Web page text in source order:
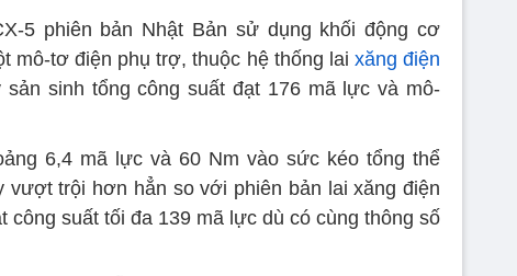
5 phiên bản Nhật Bản sử dụng khối động cơ
mô-tơ điện phụ trợ, thuộc hệ thống lai xăng điện
sản sinh tổng công suất đạt 176 mã lực và mô-
6,4 mã lực và 60 Nm vào sức kéo tổng thể
trội hơn hẳn so với phiên bản lai xăng điện
công suất tối đa 139 mã lực dù có cùng thông số